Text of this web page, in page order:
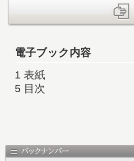
電子ブック内容
1 表紙
5 目次
24 アンダー1万円の愛
34 アンダー1万円良品